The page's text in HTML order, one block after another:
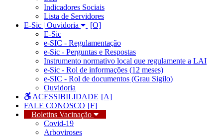
Indicadores Sociais
Lista de Servidores
E-Sic | Ouvidoria
E-Sic
e-SIC - Regulamentação
e-Sic - Perguntas e Respostas
Instrumento normativo local que regulamente a LAI
e-Sic - Rol de informações (12 meses)
e-SIC - Rol de documentos (Grau Sigilo)
Ouvidoria
ACESSIBILIDADE
FALE CONOSCO
Boletins Vacinação
Covid-19
Arboviroses